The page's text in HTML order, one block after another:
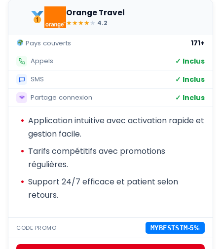
Orange Travel
★★★★★ 4.2
Pays couverts 171+
Appels ✓ Inclus
SMS ✓ Inclus
Partage connexion ✓ Inclus
Application intuitive avec activation rapide et
gestion facile.
Tarifs compétitifs avec promotions
régulières.
Support 24/7 efficace et patient selon
retours.
CODE PROMO MYBESTSIM-5%